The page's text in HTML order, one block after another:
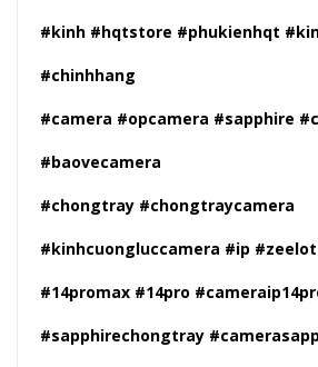
#kinh #hqtstore #phukienhqt
#chinhhang
#camera #opcamera #sapphire
#baovecamera
#chongtray #chongtraycamera
#kinhcuongluccamera #ip #zeelot
#14promax #14pro
#sapphirechongtray